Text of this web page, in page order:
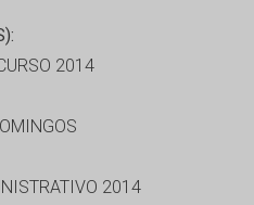
2014
2014